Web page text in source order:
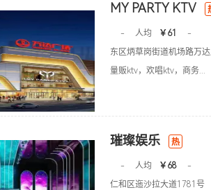
MY PARTY KTV
- 人均 ￥61
-
东区炳草岗街道机场路万
量贩ktv，欢唱ktv，商务...
璀璨娱乐 热
- 人均 ￥68
-
仁和区迤沙拉大道1781号